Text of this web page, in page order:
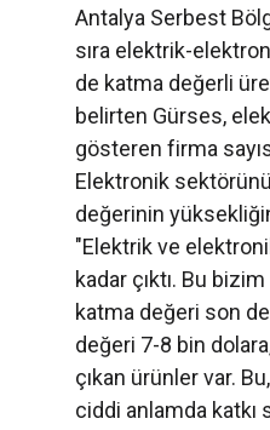
Antalya Serbest
sıra elektrik-
de katma değerli
belirten Gürses,
gösteren firma
Elektronik
değerinin
"Elektrik ve
kadar çıktı. Bu
katma değeri son
değeri 7-8 bin
çıkan ürünler var.
ciddi anlamda katkı